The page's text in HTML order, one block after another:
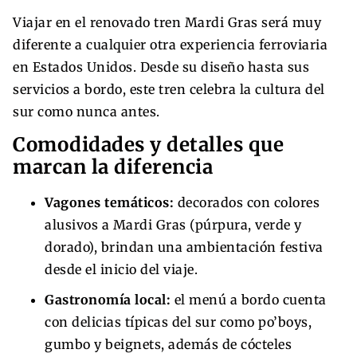
Viajar en el renovado tren Mardi Gras será muy
diferente a cualquier otra experiencia ferroviaria
en Estados Unidos. Desde su diseño hasta sus
servicios a bordo, este tren celebra la cultura del
sur como nunca antes.
Comodidades y detalles que
marcan la diferencia
Vagones temáticos: decorados con colores
alusivos a Mardi Gras (púrpura, verde y
dorado), brindan una ambientación festiva
desde el inicio del viaje.
Gastronomía local: el menú a bordo cuenta
con delicias típicas del sur como po’boys,
gumbo y beignets, además de cócteles